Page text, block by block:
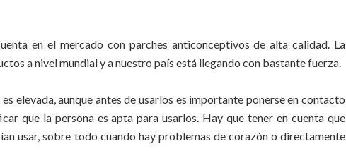
en el mercado con parches anticonceptivos de alta calidad. La
a nivel mundial y a nuestro país está llegando con bastante fuerza.
elevada, aunque antes de usarlos es importante ponerse en contacto
que la persona es apta para usarlos. Hay que tener en cuenta que
usar, sobre todo cuando hay problemas de corazón o directamente